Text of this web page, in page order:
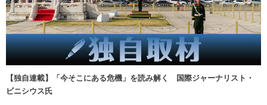
【独自連載】「今そこにある危機」を読み解く 国際ジャーナリスト・
ビニシウス氏